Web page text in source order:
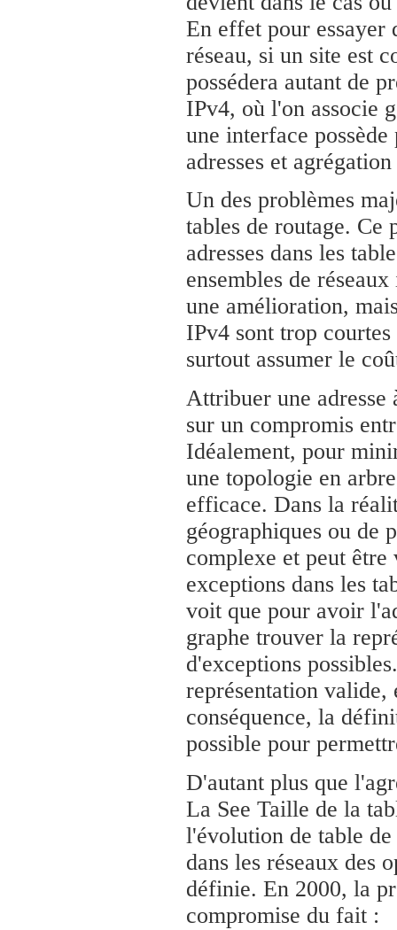
En effet pour essayer
réseau, si un site est
possédera autant de
IPv4, où l'on associe
une interface
adresses et agrégation
Un des problèmes
tables de routage. Ce
adresses dans les
ensembles de
une amélioration,
IPv4 sont trop
surtout assumer le
Attribuer une adresse
sur un compromis
Idéalement, pour
une topologie en
efficace. Dans la
géographiques ou de
complexe et peut
exceptions dans les
voit que pour avoir
graphe trouver la
d'exceptions
représentation valide,
conséquence, la
possible pour
D'autant plus que
La See Taille de la
l'évolution de table
dans les réseaux des
définie. En 2000, la
compromise du fait :